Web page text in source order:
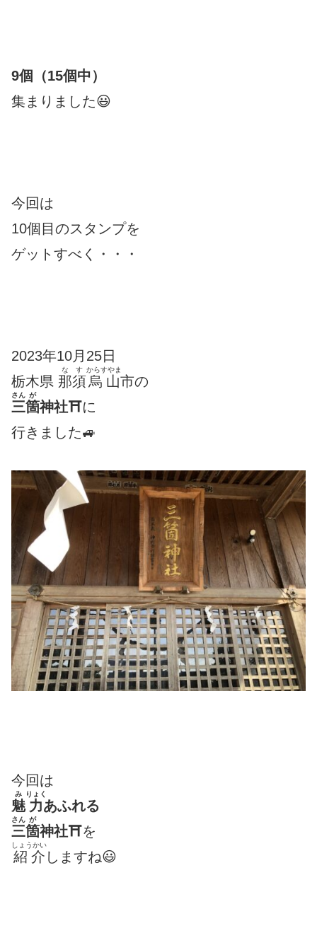
9個（15個中）
集まりました😃
今回は
10個目のスタンプを
ゲットすべく・・・
2023年10月25日
栃木県 那須
なす
烏山
からすやま
市の
三
さん
箇
が
神社⛩に
行きました🚙
今回は
魅
み
力
りょく
あふれる
三
さん
箇
が
神社⛩を
紹介
しょうかい
しますね😃